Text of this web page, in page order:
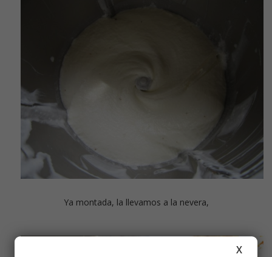
Ya montada, la llevamos a la nevera,
X